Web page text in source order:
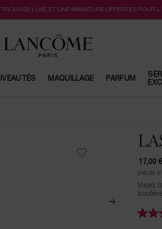
LUXE ET UNE MINIATURE OFFERTES POUR
MAQUILLAGE PARFUM
17,00 €
(340,00
Visez